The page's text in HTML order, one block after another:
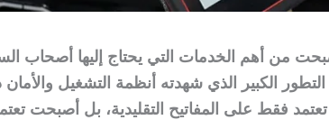
من أهم الخدمات التي يحتاج إليها أصحاب
الكبير الذي شهدته أنظمة التشغيل
تعتمد فقط على المفاتيح التقليدية، بل أصبحت